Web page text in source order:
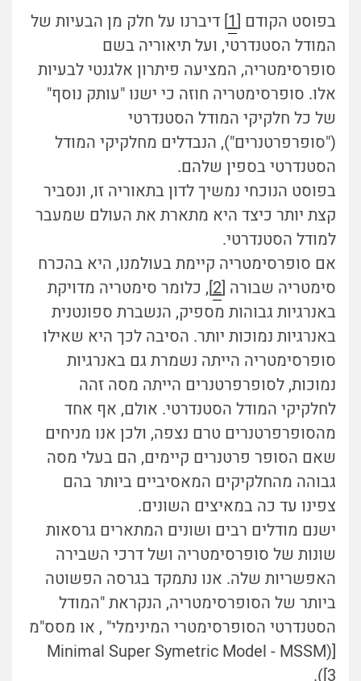
בפוסט הקודם [1] דיברנו על חלק מן הבעיות של
המודל הסטנדרטי, ועל תיאוריה בשם
סופרסימטריה, המציעה פיתרון אלגנטי לבעיות
אלו. סופרסימטריה חוזה כי ישנו "עותק נוסף"
של כל חלקיקי המודל הסטנדרטי
("סופרפרטנרים"), הנבדלים מחלקיקי המודל
הסטנדרטי בספין שלהם.
בפוסט הנוכחי נמשיך לדון בתאוריה זו, ונסביר
קצת יותר כיצד היא מתארת את העולם שמעבר
למודל הסטנדרטי.
אם סופרסימטריה קיימת בעולמנו, היא בהכרח
סימטריה שבורה [2], כלומר סימטריה מדויקת
באנרגיות גבוהות מספיק, הנשברת ספונטנית
באנרגיות נמוכות יותר. הסיבה לכך היא שאילו
סופרסימטריה הייתה נשמרת גם באנרגיות
נמוכות, לסופרפרטנרים הייתה מסה זהה
לחלקיקי המודל הסטנדרטי. אולם, אף אחד
מהסופרפרטנרים טרם נצפה, ולכן אנו מניחים
שאם הסופר פרטנרים קיימים, הם בעלי מסה
גבוהה מהחלקיקים המאסיביים ביותר בהם
צפינו עד כה במאיצים השונים.
ישנם מודלים רבים ושונים המתארים גרסאות
שונות של סופרסימטריה ושל דרכי השבירה
האפשריות שלה. אנו נתמקד בגרסה הפשוטה
ביותר של הסופרסימטריה, הנקראת "המודל
הסטנדרטי הסופרסימטרי המינימלי" , או מסס"מ
[Minimal Super Symetric Model - MSSM)
[3
).